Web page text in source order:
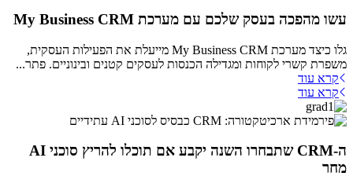
עשו מהפכה בעסק שלכם עם מערכת My Business CRM
גלו כיצד מערכת My Business CRM מייעלת את הפעילות העסקית,
משפרת קשרי לקוחות ומגדילה הכנסות לעסקים קטנים ובינוניים. פתר...
קרא עוד
קרא עוד
ה-CRM שתבחרו השנה יקבע אם תוכלו להריץ סוכני AI
מחר